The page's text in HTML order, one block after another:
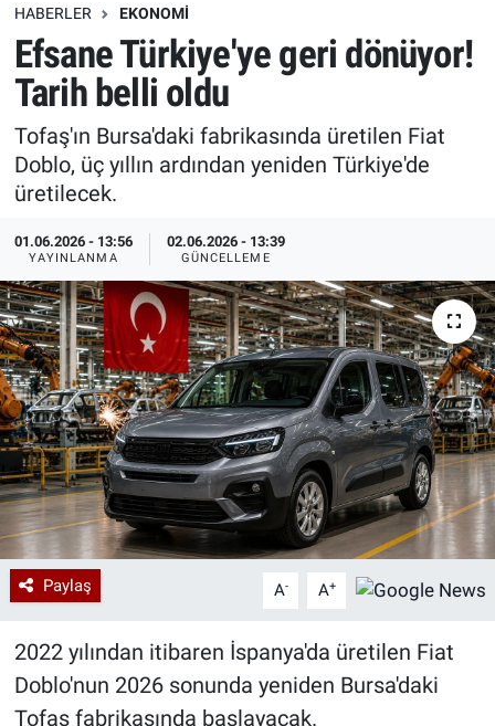
HABERLER EKONOMI
Efsane Türkiye'ye geri dönüyor!
Tarih belli oldu
Tofaş'ın Bursa'daki fabrikasında üretilen Fiat
Doblo, üç yıllın ardından yeniden Türkiye'de
üretilecek.
01.06.2026 - 13:56
YAYINLANMA
02.06.2026 - 13:39
GÜNCELLEME
Paylaş A- A+
2022 yılından itibaren İspanya'da üretilen Fiat
Doblo'nun 2026 sonunda yeniden Bursa'daki
Tofaş fabrikasında başlayacak.
Erişim Bilgileri
Ekonomi
Trend
Yazarlar
Erişim Bilgileri
Spor
Ekonomi
Medya
Özel Haberler
Kadın
Erişim Bilgileri
Sağlık
Teknoloji
Erişim Bilgileri
Tüm Manşetler
Son Dakika Haberleri